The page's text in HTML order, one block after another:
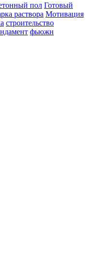
пол Готовый
раствора Мотивация
строительство
фьюжн